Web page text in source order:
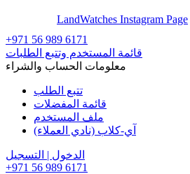
LandWatches Instagram Page
+971 56 989 6171
قائمة المستخدم وتتبع الطلبات
معلومات الحساب والشراء
تتبع الطلب
قائمة المفضلات
ملف المستخدم
آي-كلاب (نادي العملاء)
الدخول | التسجيل
+971 56 989 6171